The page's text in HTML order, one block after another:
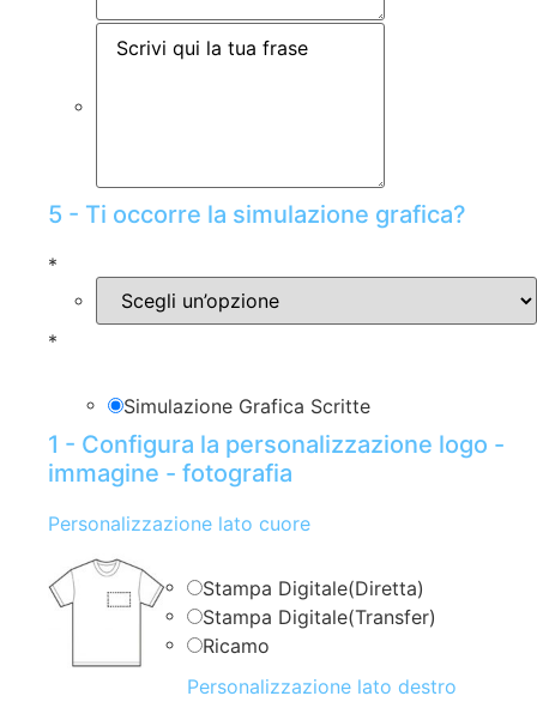
5 - Ti occorre la simulazione grafica?
*
*
Simulazione Grafica Scritte
1 - Configura la personalizzazione logo -
immagine - fotografia
Personalizzazione lato cuore
Stampa Digitale(Diretta)
Stampa Digitale(Transfer)
Ricamo
Personalizzazione lato destro